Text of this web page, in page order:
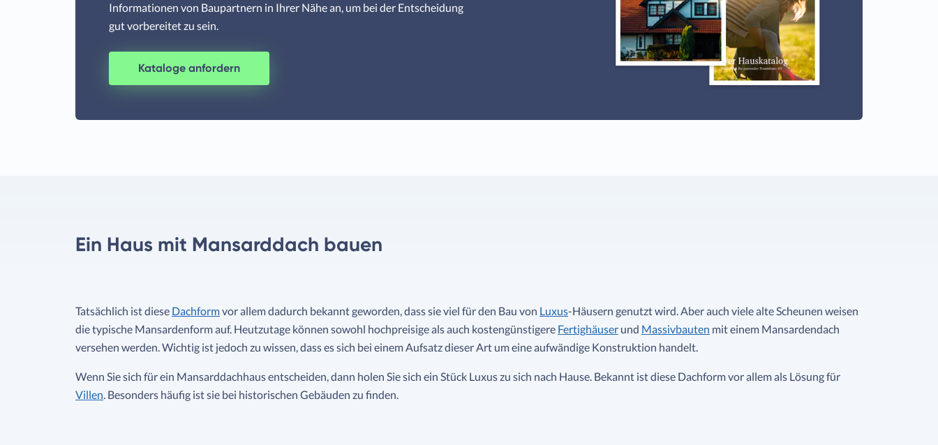
Informationen von Baupartnern in Ihrer Nähe an, um bei der Entscheidung
gut vorbereitet zu sein.
Kataloge anfordern
Ein Haus mit Mansarddach bauen
Tatsächlich ist diese Dachformvor allem dadurch bekannt geworden, dass sie viel für den Bau von Luxus-Häusern genutzt wird. Aber auch viele alte Scheunen weisen
die typische Mansardenform auf. Heutzutage können sowohl hochpreisige als auch kostengünstigere Fertighäuser und Massivbauten mit einem Mansardendach
versehen werden. Wichtig ist jedoch zu wissen, dass es sich bei einem Aufsatz dieser Art um eine aufwändige Konstruktion handelt.
Wenn Sie sich für ein Mansarddachhaus entscheiden, dann holen Sie sich ein Stück Luxus zu sich nach Hause. Bekannt ist diese Dachform vor allem als Lösung für
Villen. Besonders häufig ist sie bei historischen Gebäuden zu finden.